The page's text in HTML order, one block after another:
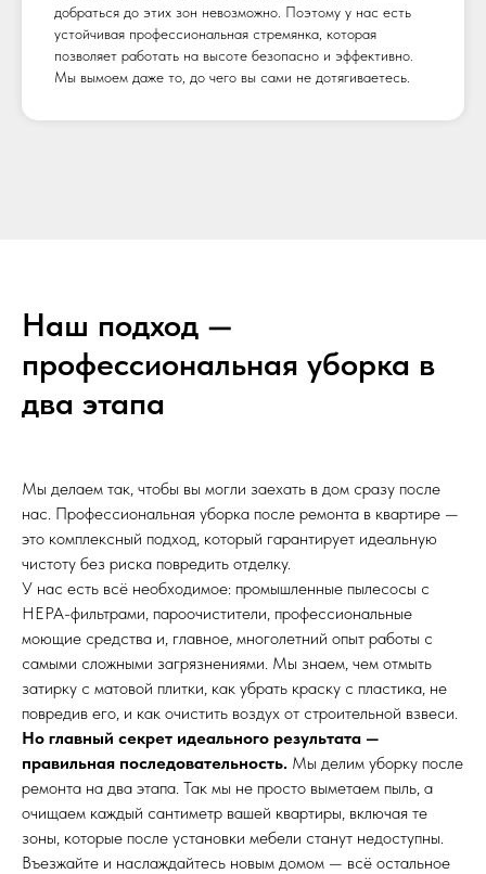
добраться до этих зон невозможно. Поэтому у нас есть
устойчивая профессиональная стремянка, которая
позволяет работать на высоте безопасно и эффективно.
Мы вымоем даже то, до чего вы сами не дотягиваетесь.
Наш подход —
профессиональная уборка в
два этапа
Мы делаем так, чтобы вы могли заехать в дом сразу после
нас. Профессиональная уборка после ремонта в квартире —
это комплексный подход, который гарантирует идеальную
чистоту без риска повредить отделку.
У нас есть всё необходимое: промышленные пылесосы с
HEPA-фильтрами, пароочистители, профессиональные
моющие средства и, главное, многолетний опыт работы с
самыми сложными загрязнениями. Мы знаем, чем отмыть
затирку с матовой плитки, как убрать краску с пластика, не
повредив его, и как очистить воздух от строительной взвеси.
Но главный секрет идеального результата —
правильная последовательность. Мы делим уборку после
ремонта на два этапа. Так мы не просто выметаем пыль, а
очищаем каждый сантиметр вашей квартиры, включая те
зоны, которые после установки мебели станут недоступны.
Въезжайте и наслаждайтесь новым домом — всё остальное